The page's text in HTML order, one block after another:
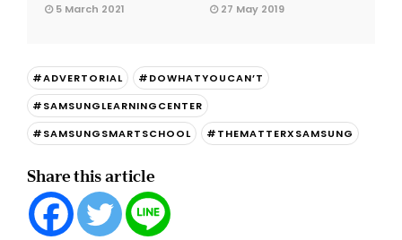
5 March 2021 27 May 2019
#ADVERTORIAL
#DOWHATYOUCAN’T
#SAMSUNGLEARNINGCENTER
#SAMSUNGSMARTSCHOOL
#THEMATTERXSAMSUNG
Share this article